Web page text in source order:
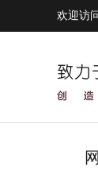
欢迎访